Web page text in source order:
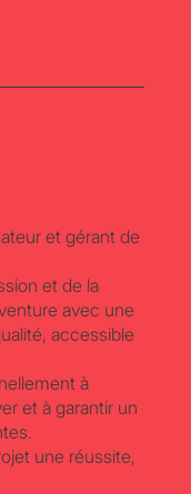
et gérant de
et de la
avec une
accessible
à
et à garantir un
une réussite,